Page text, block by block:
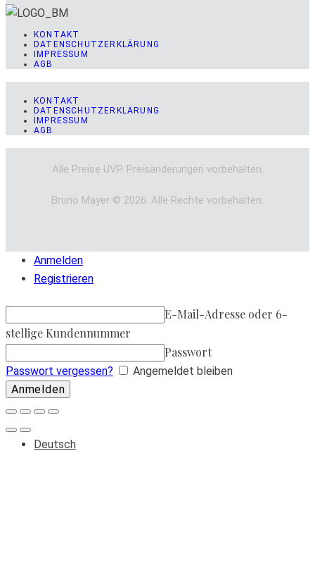
KONTAKT
DATENSCHUTZERKLÄRUNG
IMPRESSUM
AGB
KONTAKT
DATENSCHUTZERKLÄRUNG
IMPRESSUM
AGB
Alle Preise UVP. Preisänderungen vorbehalten.
Bruno Mayer © 2026. Alle Rechte vorbehalten.
Anmelden
Registrieren
E-Mail-Adresse oder 6-
stellige Kundennummer
Passwort
Passwort vergessen? Angemeldet bleiben
Deutsch